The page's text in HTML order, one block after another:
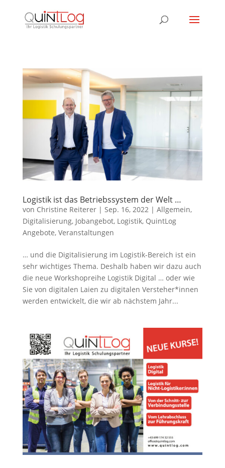
Logistik ist das Betriebssystem der Welt …
von Christine Reiterer| Sep. 16, 2022 | Allgemein,
Digitalisierung, Jobangebot, Logistik, QuintLog
Angebote, Veranstaltungen
… und die Digitalisierung im Logistik-Bereich ist ein
sehr wichtiges Thema. Deshalb haben wir dazu auch
die neue Workshopreihe Logistik Digital … oder wie
Sie von digitalen Laien zu digitalen Versteher*innen
werden entwickelt, die wir ab nächstem Jahr...